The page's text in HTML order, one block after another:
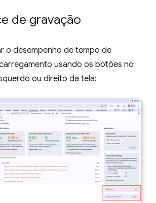
de gravação
o desempenho de tempo de
usando os botões no
ou direito da tela: